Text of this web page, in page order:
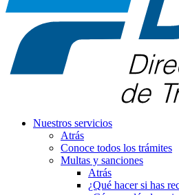
Nuestros servicios
Atrás
Conoce todos los trámites
Multas y sanciones
Atrás
¿Qué hacer si has